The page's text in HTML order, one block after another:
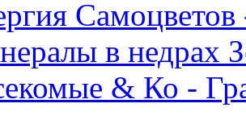
в недрах
& Ко -